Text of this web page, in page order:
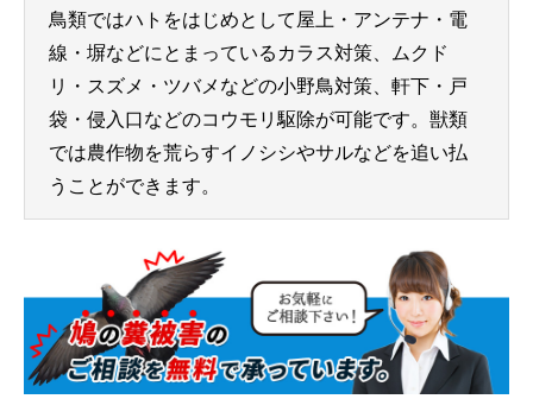
鳥類ではハトをはじめとして屋上・アンテナ・電
線・塀などにとまっているカラス対策、ムクド
リ・スズメ・ツバメなどの小野鳥対策、軒下・戸
袋・侵入口などのコウモリ駆除が可能です。獣類
では農作物を荒らすイノシシやサルなどを追い払
うことができます。